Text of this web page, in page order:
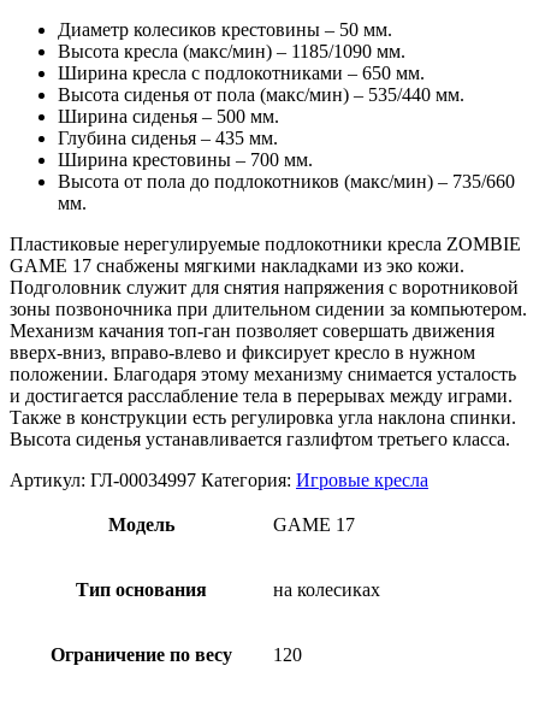
Диаметр колесиков крестовины – 50 мм.
Высота кресла (макс/мин) – 1185/1090 мм.
Ширина кресла с подлокотниками – 650 мм.
Высота сиденья от пола (макс/мин) – 535/440 мм.
Ширина сиденья – 500 мм.
Глубина сиденья – 435 мм.
Ширина крестовины – 700 мм.
Высота от пола до подлокотников (макс/мин) – 735/660
мм.
Пластиковые нерегулируемые подлокотники кресла ZOMBIE
GAME 17 снабжены мягкими накладками из эко кожи.
Подголовник служит для снятия напряжения с воротниковой
зоны позвоночника при длительном сидении за компьютером.
Механизм качания топ-ган позволяет совершать движения
вверх-вниз, вправо-влево и фиксирует кресло в нужном
положении. Благодаря этому механизму снимается усталость
и достигается расслабление тела в перерывах между играми.
Также в конструкции есть регулировка угла наклона спинки.
Высота сиденья устанавливается газлифтом третьего класса.
Артикул: ГЛ-00034997 Категория: Игровые кресла
Модель GAME 17
Тип основания на колесиках
Ограничение по весу 120